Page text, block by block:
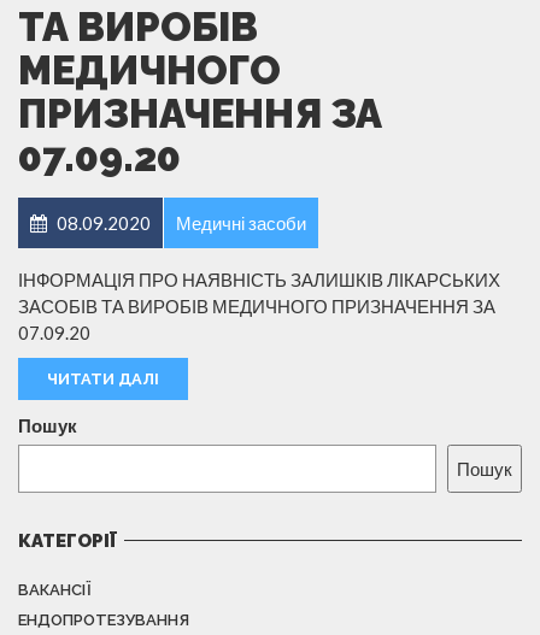
ТА ВИРОБІВ
МЕДИЧНОГО
ПРИЗНАЧЕННЯ ЗА
07.09.20
08.09.2020 Медичні засоби
ІНФОРМАЦІЯ ПРО НАЯВНІСТЬ ЗАЛИШКІВ ЛІКАРСЬКИХ
ЗАСОБІВ ТА ВИРОБІВ МЕДИЧНОГО ПРИЗНАЧЕННЯ ЗА
07.09.20
ЧИТАТИ ДАЛІ
Пошук
Пошук
КАТЕГОРІЇ
ВАКАНСІЇ
ЕНДОПРОТЕЗУВАННЯ